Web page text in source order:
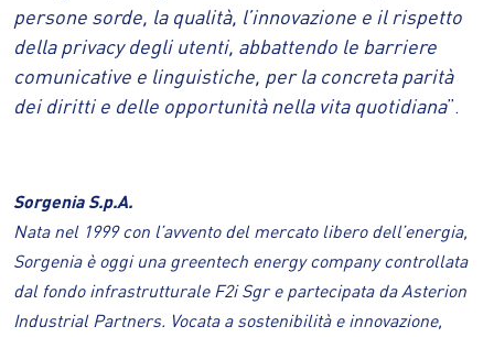
persone sorde, la qualità, l’innovazione e il rispetto
della privacy degli utenti, abbattendo le barriere
comunicative e linguistiche, per la concreta parità
dei diritti e delle opportunità nella vita quotidiana”.
Sorgenia S.p.A.
Nata nel 1999 con l’avvento del mercato libero dell’energia,
Sorgenia è oggi una greentech energy company controllata
dal fondo infrastrutturale F2i Sgr e partecipata da Asterion
Industrial Partners. Vocata a sostenibilità e innovazione,